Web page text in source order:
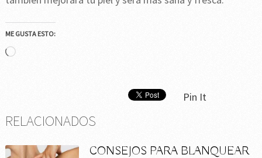
ME GUSTA ESTO:
Cargando...
Pin It
RELACIONADOS
CONSEJOS PARA BLANQUEAR